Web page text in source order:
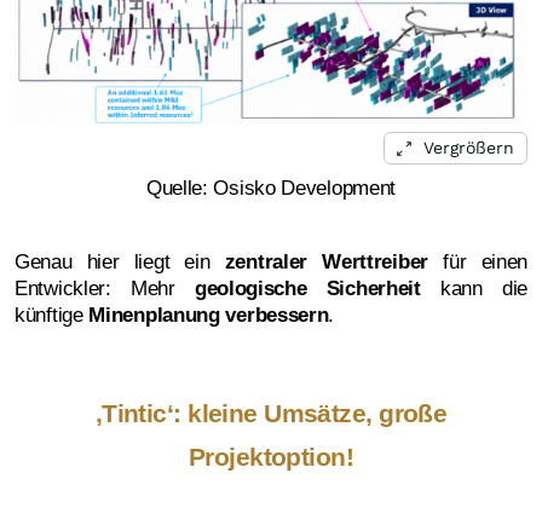
Vergrößern
Quelle: Osisko Development
Genau hier liegt ein zentraler Werttreiberfür einen
Entwickler: Mehr geologische Sicherheitkann die
künftige Minenplanung verbessern.
‚Tintic‘: kleine Umsätze, große
Projektoption!